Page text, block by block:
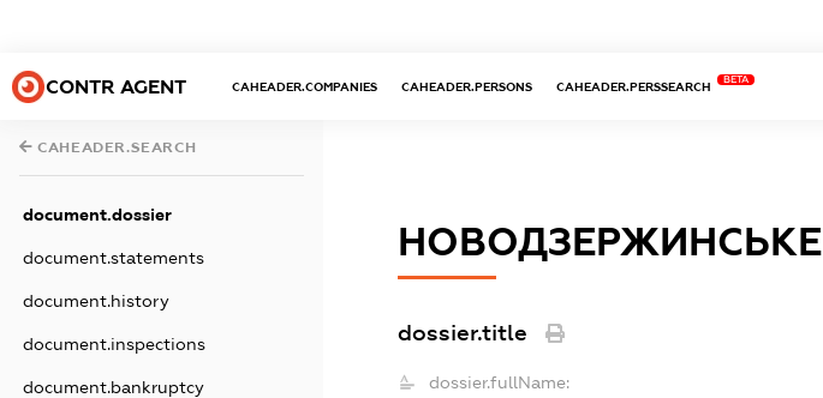
CONTR AGENT CAHEADER.COMPANIES CAHEADER.PERSONS CAHEADER.PERSSEARCH
BETA
CAHEADER.SEARCH
document.dossier
document.statements
document.history
document.inspections
document.bankruptcy
НОВОДЗЕРЖИНСЬКЕ
dossier.title
dossier.fullName: